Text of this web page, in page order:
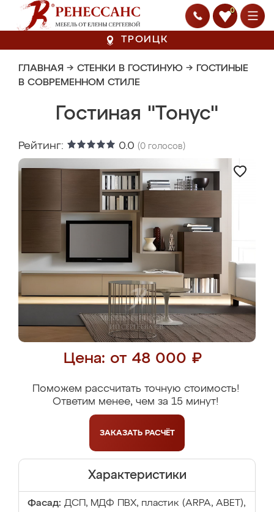
0
ТРОИЦК
ГЛАВНАЯ → СТЕНКИ В ГОСТИНУЮ → ГОСТИНЫЕ
В СОВРЕМЕННОМ СТИЛЕ
Гостиная "Тонус"
Рейтинг: 0.0 (0 голосов)
Цена: от 48 000 ₽
Поможем рассчитать точную стоимость!
Ответим менее, чем за 15 минут!
ЗАКАЗАТЬ РАСЧЁТ
Характеристики
Фасад: ДСП, МДФ ПВХ, пластик (ARPA, ABET),